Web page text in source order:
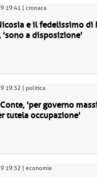
19:41 | cronaca
e il fedelissimo di
'sono a disposizione'
19:32 | politica
'per governo
tutela occupazione'
19:32 | economia